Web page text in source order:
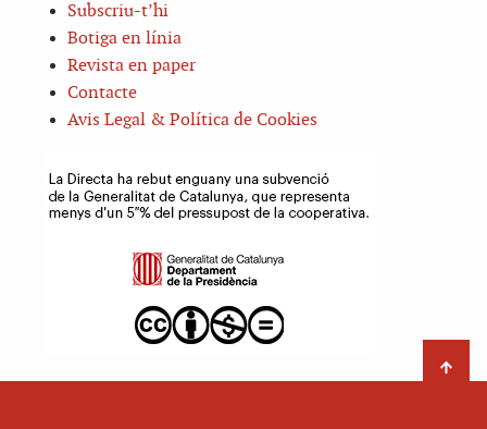
Subscriu-t’hi
Botiga en línia
Revista en paper
Contacte
Avis Legal & Política de Cookies